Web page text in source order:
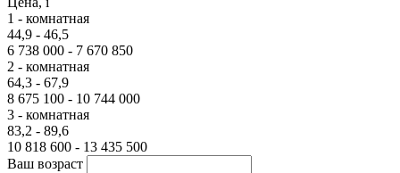
1 - комнатная
44,9 - 46,5
6 738 000 - 7 670 850
2 - комнатная
64,3 - 67,9
8 675 100 - 10 744 000
3 - комнатная
83,2 - 89,6
10 818 600 - 13 435 500
Ваш возраст